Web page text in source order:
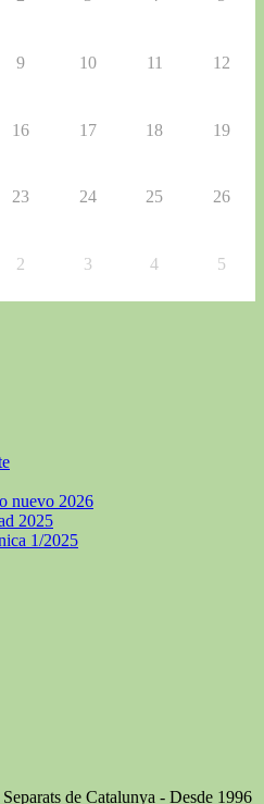
9 10 11 12
16 17 18 19
23 24 25 26
2 3 4 5
nuevo 2026
2025
1/2025
de Catalunya - Desde 1996